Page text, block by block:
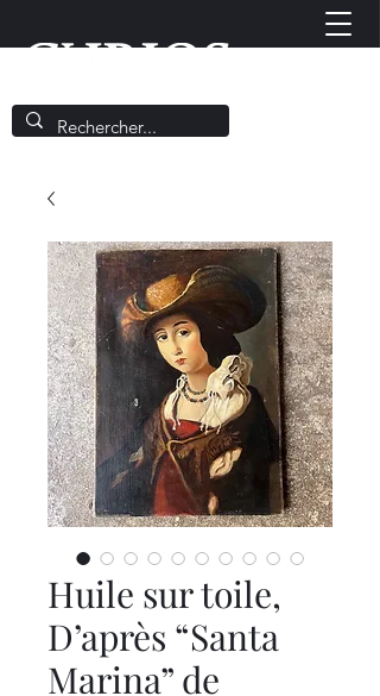
Huile sur toile,
D’après “Santa
Marina” de